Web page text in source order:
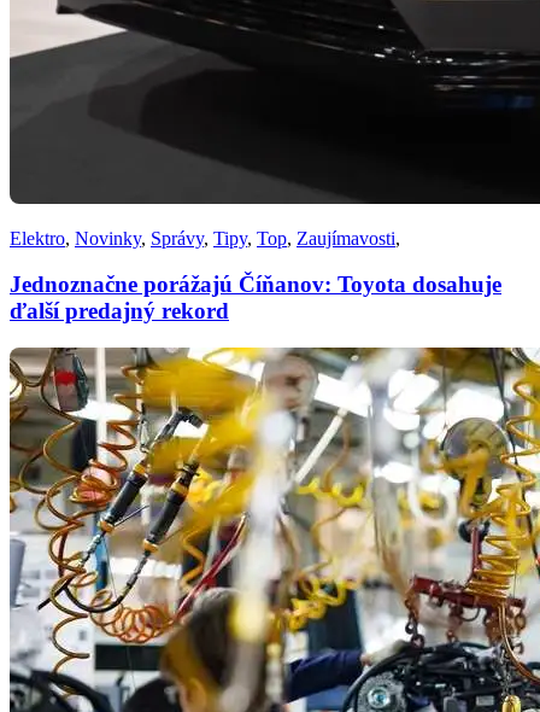
Elektro, Novinky, Správy, Tipy, Top, Zaujímavosti,
Jednoznačne porážajú Číňanov: Toyota dosahuje
ďalší predajný rekord